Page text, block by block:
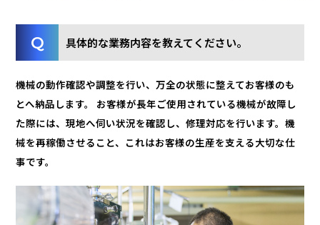
具体的な業務内容を教えてください。
機械の動作確認や調整を行い、万全の状態に整えてお客様のも
とへ納品します。 お客様が長年ご使用されている機械が故障し
た際には、現地へ伺い状況を確認し、修理対応を行います。機
械を再稼働させること、これはお客様の生産を支える大切な仕
事です。